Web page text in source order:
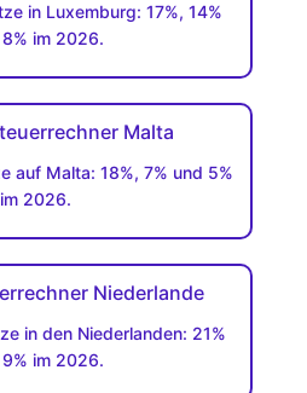
in Luxemburg: 17%, 14%
im 2026.
Malta
auf Malta: 18%, 7% und 5%
im 2026.
Niederlande
in den Niederlanden: 21%
im 2026.